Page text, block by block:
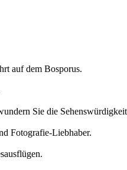
auf dem Bosporus.
Sie die
Fotografie-Liebhaber.